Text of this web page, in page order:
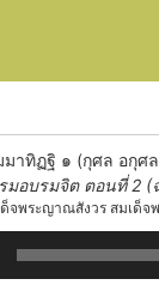
มาทิฏฐิ ๑ (กุศล อกุศล
มอบรมจิต ตอนที่ 2
ด็จพระญาณสังวร สมเด็